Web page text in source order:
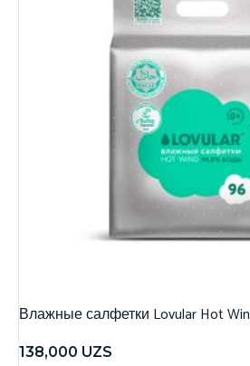
Влажные салфетки Lovular Hot
138,000 UZS